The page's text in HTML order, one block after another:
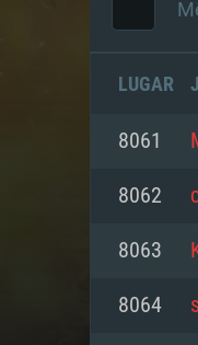
LUGAR
8061
8062
8063
8064